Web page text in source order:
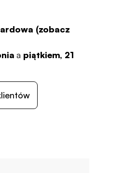
(zobacz
a piątkiem, 21